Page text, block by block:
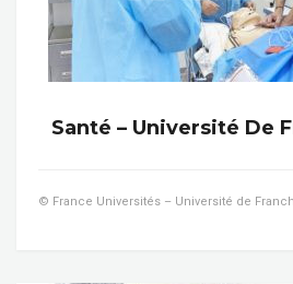
Santé – Université De
© France Universités – Université de